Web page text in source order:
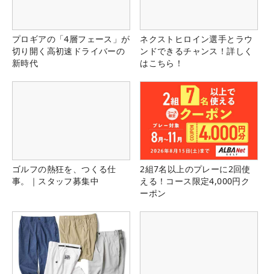
プロギアの「4層フェース」が
切り開く高初速ドライバーの
新時代
ネクストヒロイン選手とラウ
ンドできるチャンス！詳しく
はこちら！
ゴルフの熱狂を、つくる仕
事。｜スタッフ募集中
2組7名以上のプレーに2回使
える！コース限定4,000円ク
ーポン